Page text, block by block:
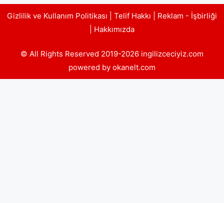
Gizlilik ve Kullanım Politikası Telif Hakkı
Reklam - İşbirliği
Hakkımızda
© All Rights Reserved 2019-2026 ingilizceciyiz.com
powered by okanelt.com